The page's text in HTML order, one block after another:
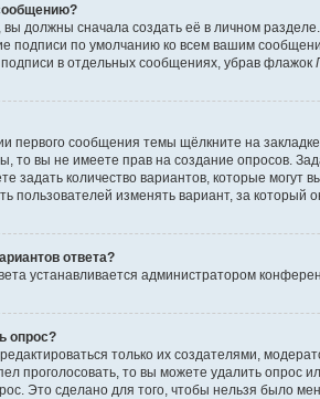
должны сначала создать её в личном
подписи по умолчанию ко всем вашим
в отдельных сообщениях, убрав флажок
первого сообщения темы щёлкните на
то вы не имеете прав на создание опросов.
задать количество вариантов, которые
пользователей изменять вариант, за который
ответа?
устанавливается администратором
опрос?
только их создателями,
проголосовать, то вы можете удалить опрос
Это сделано для того, чтобы нельзя было